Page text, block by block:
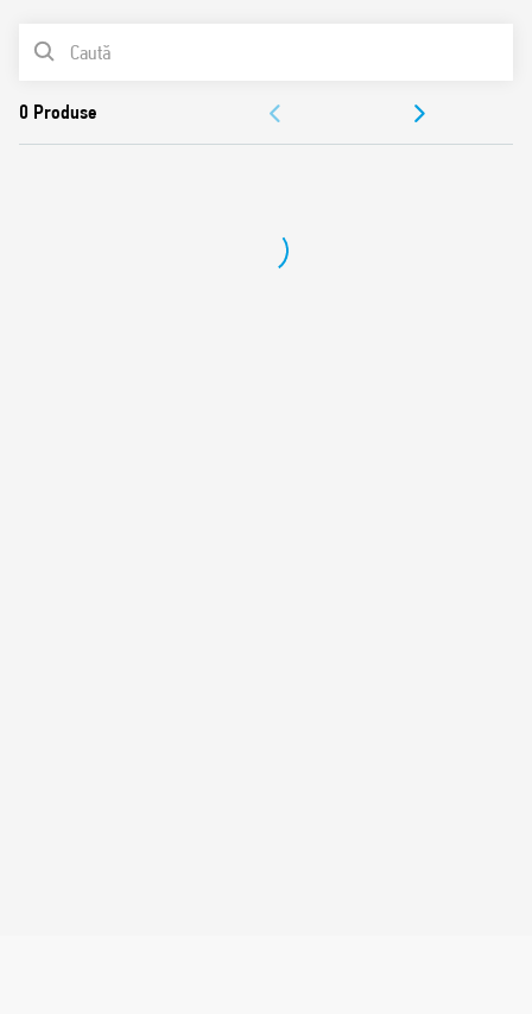
Sarcina maximă comutabilă 400 W
Metodă de dimare „Trailing edge”
2 moduri de funcționare – cu sau fără memorare
Alimentare la 230 V C.A. (modele separate pentru 50 şi 60
LISTA DE PRODUSE
APROBĂRI